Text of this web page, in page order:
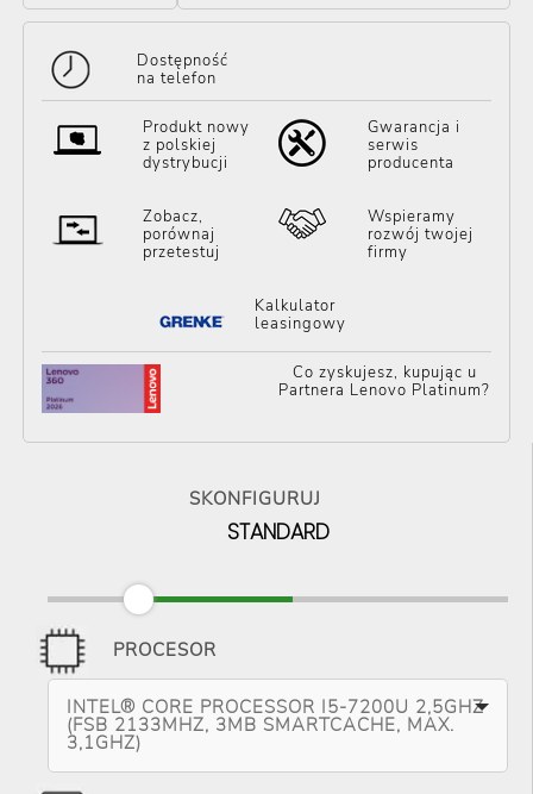
Dostępność
na telefon
Produkt nowy
z polskiej
dystrybucji
Gwarancja i
serwis
producenta
Zobacz,
porównaj
przetestuj
Wspieramy
rozwój twojej
firmy
Kalkulator
leasingowy
Co zyskujesz, kupując u
Partnera Lenovo Platinum?
SKONFIGURUJ
STANDARD
PROCESOR
INTEL® CORE PROCESSOR I5-7200U 2,5GHZ
(FSB 2133MHZ, 3MB SMARTCACHE, MAX.
3,1GHZ)